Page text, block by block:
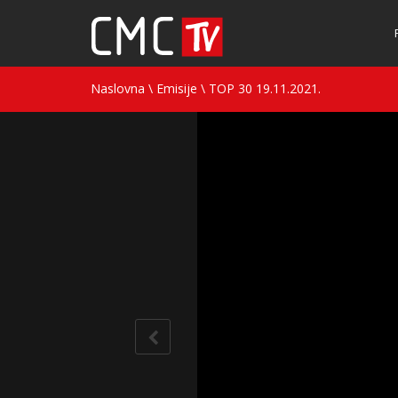
Naslovna \ Emisije \ TOP 30 19.11.2021.